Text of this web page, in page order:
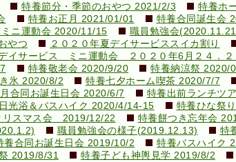
特養節分・季節のおやつ 2021/2/3
特養ホ
特養お正月 2021/01/01 特養合同誕生会
ニ運動会 2020/11/15 職員勉強会
やつ
２０２０年夏デイサービススイカ割り
イサービス ミニ運動会 ２０２０年6月２４．２
特養敬老会 2020/9/20 特養納涼祭 2020/
氷 2020/8/2
特養七夕ホーム喫茶 2020/7/7
合同お誕生日会 2020/6/7 特養出前ランチツ
光浴＆バスハイク 2020/4/14-15 特養ひな祭
リスマス会 2019/12/22
特養餅つき忘年会
職員勉強会の様子(2019.12.13)
特
養合同お誕生日会 2019/10/2 特養バスハイク
2019/8/31 特養子ども神輿見学 2019/8/2